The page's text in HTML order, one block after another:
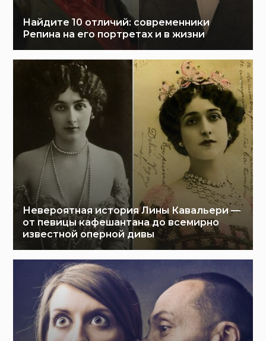
Найдите 10 отличий: современники
Репина на его портретах и в жизни
Невероятная история Лины Кавальери —
от певицы кафешантана до всемирно
известной оперной дивы